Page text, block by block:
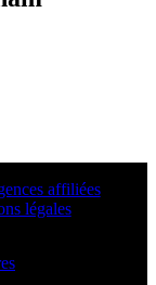
affiliées
légales